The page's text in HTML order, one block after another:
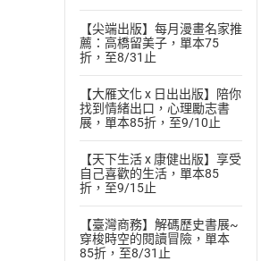
【尖端出版】每月漫畫名家推
薦：高橋留美子，單本75
折，至8/31止
【大雁文化 x 日出出版】陪你
找到情緒出口，心理勵志書
展，單本85折，至9/10止
【天下生活 x 康健出版】享受
自己喜歡的生活，單本85
折，至9/15止
【臺灣商務】解碼歷史書展~
穿梭時空的閱讀冒險，單本
85折，至8/31止